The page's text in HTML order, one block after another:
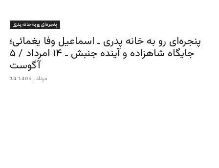
پنجره‌ای رو به خانه پدری
پنجره‌ای رو به خانه پدری ـ اسماعیل وفا یغمائی؛
جایگاه شاهزاده و آینده جنبش ـ ۱۴ امرداد / ۵
آگوست
14 مرداد , 1405